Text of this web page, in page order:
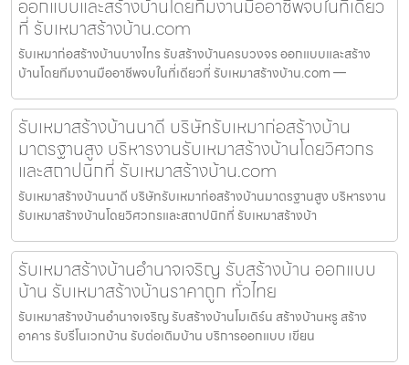
ออกแบบและสร้างบ้านโดยทีมงานมืออาชีพจบในที่เดียว
ที่ รับเหมาสร้างบ้าน.com
รับเหมาก่อสร้างบ้านบางไทร รับสร้างบ้านครบวงจร ออกแบบและสร้าง
บ้านโดยทีมงานมืออาชีพจบในที่เดียวที่ รับเหมาสร้างบ้าน.com —
รับเหมาสร้างบ้านนาดี บริษัทรับเหมาก่อสร้างบ้าน
มาตรฐานสูง บริหารงานรับเหมาสร้างบ้านโดยวิศวกร
และสถาปนิกที่ รับเหมาสร้างบ้าน.com
รับเหมาสร้างบ้านนาดี บริษัทรับเหมาก่อสร้างบ้านมาตรฐานสูง บริหารงาน
รับเหมาสร้างบ้านโดยวิศวกรและสถาปนิกที่ รับเหมาสร้างบ้า
รับเหมาสร้างบ้านอำนาจเจริญ รับสร้างบ้าน ออกแบบ
บ้าน รับเหมาสร้างบ้านราคาถูก ทั่วไทย
รับเหมาสร้างบ้านอำนาจเจริญ รับสร้างบ้านโมเดิร์น สร้างบ้านหรู สร้าง
อาคาร รับรีโนเวทบ้าน รับต่อเติมบ้าน บริการออกแบบ เขียน